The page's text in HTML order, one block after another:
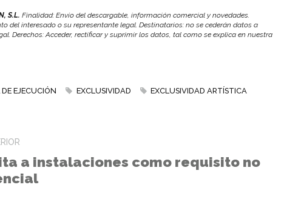
S.L. Finalidad: Envío del descargable, información comercial y novedades.
del interesado o su representante legal. Destinatarios: no se cederán datos a
Derechos: Acceder, rectificar y suprimir los datos, tal como se explica en nuestra
EJECUCIÓN EXCLUSIVIDAD EXCLUSIVIDAD ARTÍSTICA
a instalaciones como requisito no